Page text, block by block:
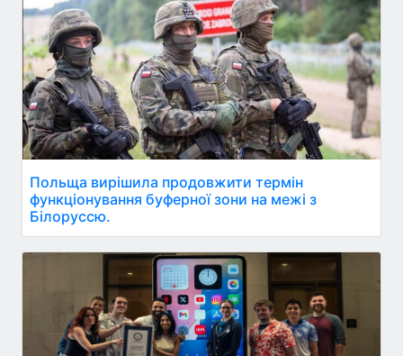
Польща вирішила продовжити термін
функціонування буферної зони на межі з
Білоруссю.